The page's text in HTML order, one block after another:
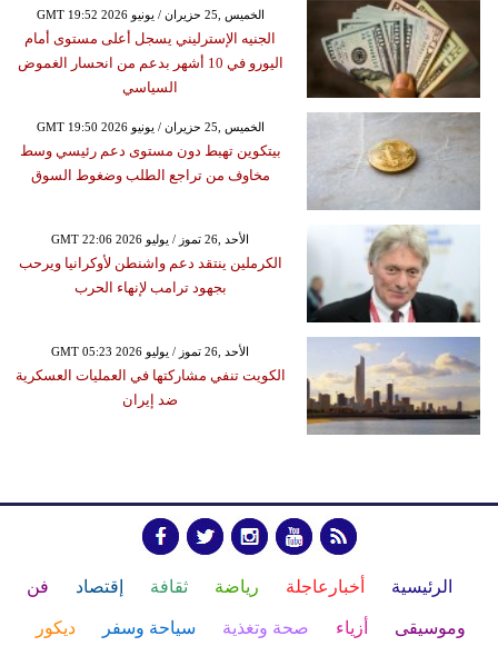
GMT 19:52 2026 الخميس ,25 حزيران / يونيو
الجنيه الإسترليني يسجل أعلى مستوى أمام
اليورو في 10 أشهر بدعم من انحسار الغموض
السياسي
GMT 19:50 2026 الخميس ,25 حزيران / يونيو
بيتكوين تهبط دون مستوى دعم رئيسي وسط
مخاوف من تراجع الطلب وضغوط السوق
GMT 22:06 2026 الأحد ,26 تموز / يوليو
الكرملين ينتقد دعم واشنطن لأوكرانيا ويرحب
بجهود ترامب لإنهاء الحرب
GMT 05:23 2026 الأحد ,26 تموز / يوليو
الكويت تنفي مشاركتها في العمليات العسكرية
ضد إيران
الرئيسية أخبارعاجلة رياضة ثقافة إقتصاد فن
وموسيقى أزياء صحة وتغذية سياحة وسفر ديكور